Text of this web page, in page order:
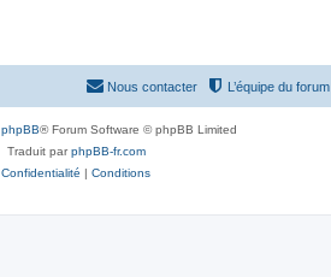
L’équipe du forum
Nous contacter
phpBB® Forum Software © phpBB Limited
Traduit parphpBB-fr.com
Confidentialité | Conditions